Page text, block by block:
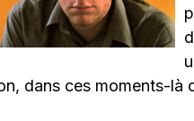
dans ces moments-là